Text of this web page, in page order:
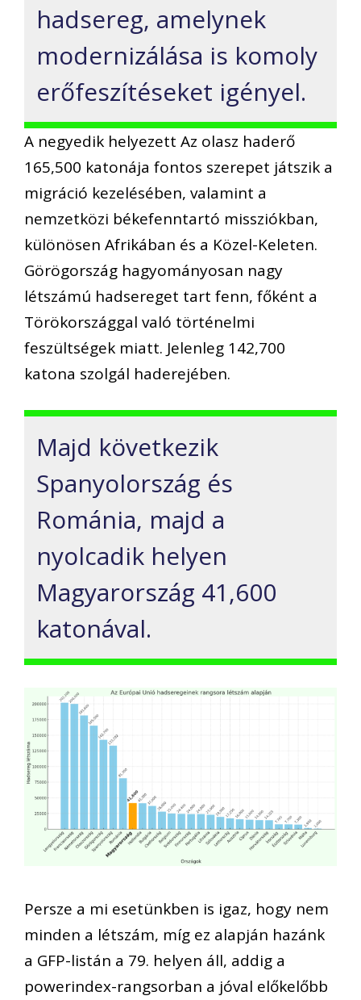
hadsereg, amelynek
modernizálása is komoly
erőfeszítéseket igényel.
A negyedik helyezett Az olasz haderő
165,500 katonája fontos szerepet játszik a
migráció kezelésében, valamint a
nemzetközi békefenntartó missziókban,
különösen Afrikában és a Közel-Keleten.
Görögország hagyományosan nagy
létszámú hadsereget tart fenn, főként a
Törökországgal való történelmi
feszültségek miatt. Jelenleg 142,700
katona szolgál haderejében.
Majd következik
Spanyolország és
Románia, majd a
nyolcadik helyen
Magyarország 41,600
katonával.
Persze a mi esetünkben is igaz, hogy nem
minden a létszám, míg ez alapján hazánk
a GFP-listán a 79. helyen áll, addig a
powerindex-rangsorban a jóval előkelőbb